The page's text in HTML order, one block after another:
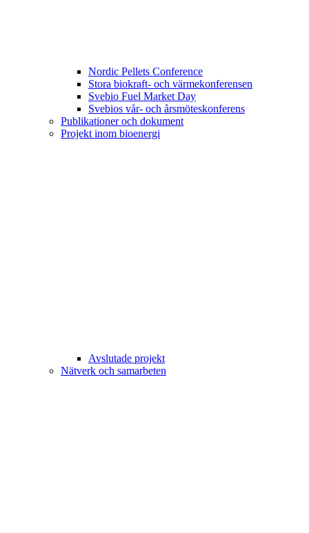
Nordic Pellets Conference
Stora biokraft- och värmekonferensen
Svebio Fuel Market Day
Svebios vår- och årsmöteskonferens
Publikationer och dokument
Projekt inom bioenergi
Avslutade projekt
Nätverk och samarbeten